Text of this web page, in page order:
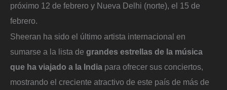
próximo 12 de febrero y Nueva Delhi (norte), el 15 de
febrero.
Sheeran ha sido el último artista internacional en
sumarse a la lista de grandes estrellas de la música
que ha viajado a la India para ofrecer sus conciertos,
mostrando el creciente atractivo de este país de más de